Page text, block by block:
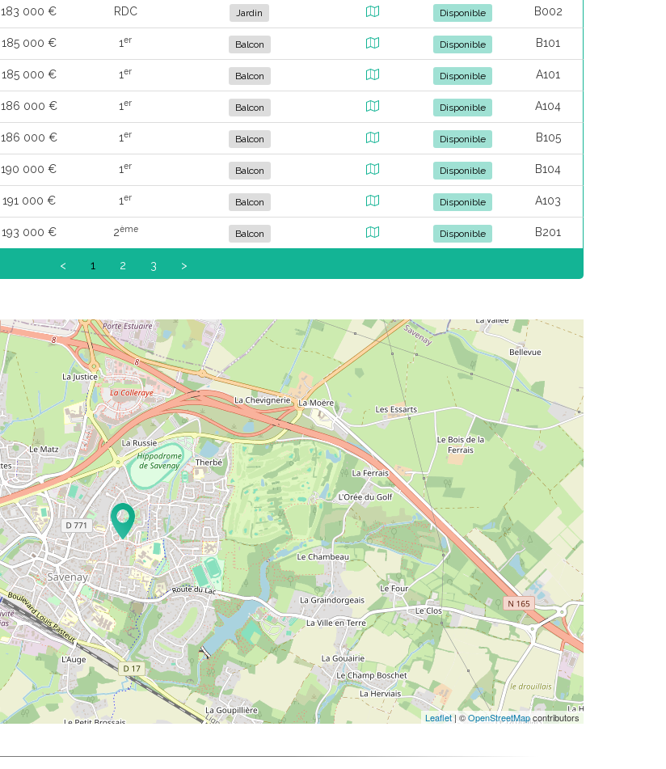
183 000 € RDC Jardin Disponible B002
185 000 € 1er Balcon Disponible B101
185 000 € 1er Balcon Disponible A101
186 000 € 1er Balcon Disponible A104
186 000 € 1er Balcon Disponible B105
190 000 € 1er Balcon Disponible B104
191 000 € 1er Balcon Disponible A103
193 000 € 2ème Balcon Disponible B201
< 1 2 3 >
Leaflet| ©OpenStreetMapcontributors